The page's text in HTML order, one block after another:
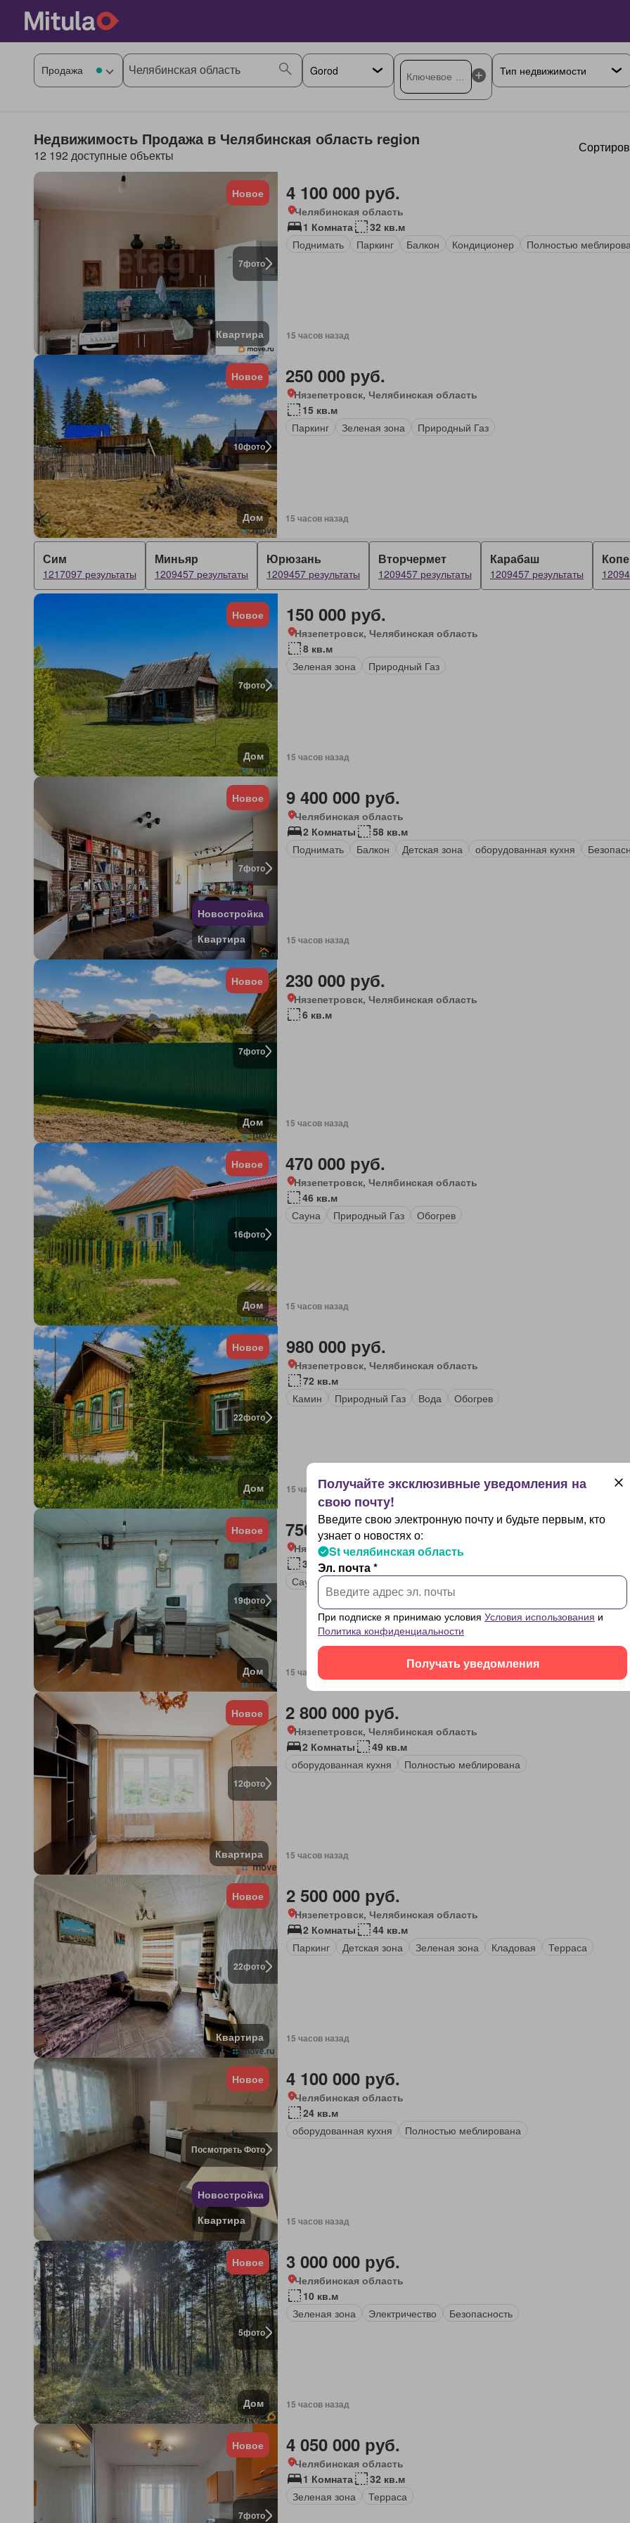
Недвижимость Продажа в Челябинская область region
12 192 доступные объекты
7фото
Новое
Квартира
4 100 000 руб.
Челябинская область
1 Комната
32 кв.м
Поднимать
Паркинг Балкон Кондиционер Полностью
15 часов назад
10фото
Новое
Дом
250 000 руб.
Нязепетровск, Челябинская область
15 кв.м
Паркинг
Зеленая зона Природный Газ
15 часов назад
Сим
1217097 результаты
Миньяр
1209457 результаты
Юрюзань
1209457 результаты
Вторчермет
1209457 результаты
Карабаш
1209457 результаты
7фото
Новое
Дом
150 000 руб.
Нязепетровск, Челябинская область
8 кв.м
Зеленая зона
Природный Газ
15 часов назад
7фото
Новое
Новостройка
Квартира
9 400 000 руб.
Челябинская область
2 Комнаты
58 кв.м
Поднимать
Балкон Детская зона оборудованная кухня
15 часов назад
7фото
Новое
Дом
230 000 руб.
Нязепетровск, Челябинская область
6 кв.м
15 часов назад
16фото
Новое
Дом
470 000 руб.
Нязепетровск, Челябинская область
46 кв.м
Сауна
Природный Газ Обогрев
15 часов назад
22фото
Новое
Дом
980 000 руб.
Нязепетровск, Челябинская область
72 кв.м
Камин
Природный Газ Вода Обогрев
15 часов назад
19фото
Новое
Дом
750 000 руб.
Нязепетровск, Челябинская область
38 кв.м
Сауна
Кладовая Вода Обогрев
15 часов назад
12фото
Новое
Квартира
2 800 000 руб.
Нязепетровск, Челябинская область
2 Комнаты
49 кв.м
оборудованная кухня
Полностью меблирована
15 часов назад
22фото
Новое
Квартира
2 500 000 руб.
Нязепетровск, Челябинская область
2 Комнаты
44 кв.м
Паркинг
Детская зона Зеленая зона Кладовая Терраса
15 часов назад
Посмотреть Фото
Новое
Новостройка
Квартира
4 100 000 руб.
Челябинская область
24 кв.м
оборудованная кухня
Полностью меблирована
15 часов назад
5фото
Новое
Дом
3 000 000 руб.
Челябинская область
10 кв.м
Зеленая зона
Электричество Безопасность
15 часов назад
7фото
Новое 4 050 000 руб.
Челябинская область
1 Комната
32 кв.м
Зеленая зона
Терраса
Введите свою электронную почту и будьте первым, кто
узнает о новостях о:
St челябинская область
Эл. почта *
При подписке я принимаю условия Условия использования и
Политика конфиденциальности
Получать уведомления